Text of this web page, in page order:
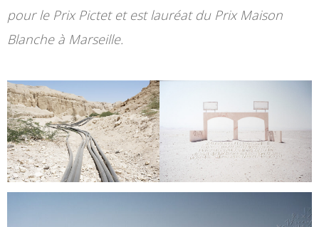
pour le Prix Pictet et est lauréat du Prix Maison
Blanche à Marseille.